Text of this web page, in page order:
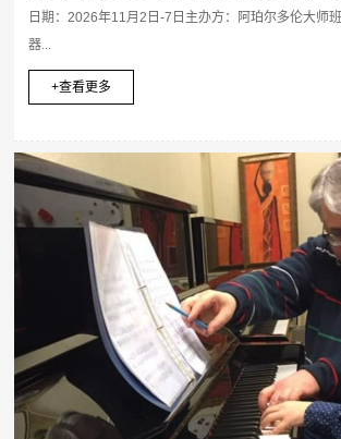
日期：2026年11月2日-7日主办方：阿珀尔多伦大师
器...
+查看更多